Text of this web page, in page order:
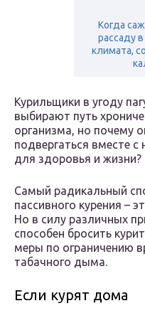
Когда
рассаду
климата,
Курильщики в угоду
выбирают путь
организма, но почему
подвергаться вместе
для здоровья и жизни?
Самый радикальный
пассивного курения –
Но в силу различных
способен бросить
меры по ограничению
табачного дыма.
Если курят дома